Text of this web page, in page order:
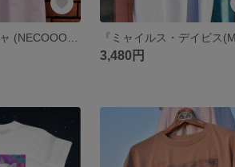
3,480円